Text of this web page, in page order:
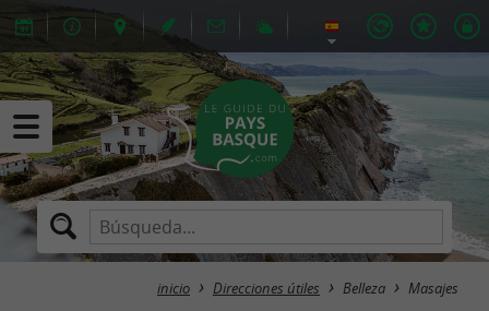
inicio Direcciones útiles Belleza Masajes